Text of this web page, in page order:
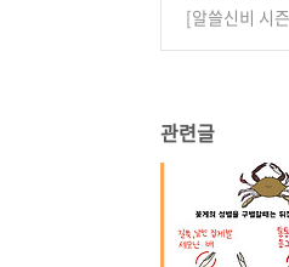
[알쓸신비 시
관련글